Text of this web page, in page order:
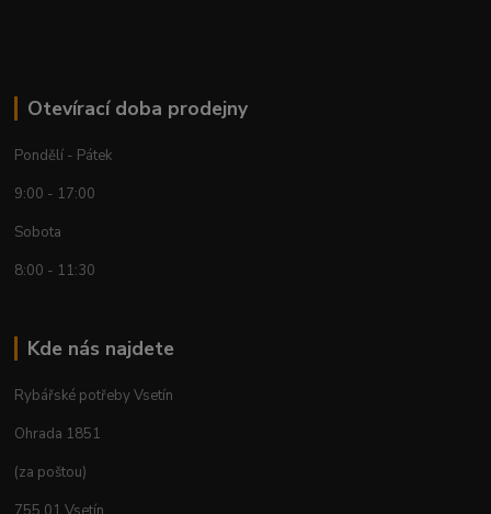
Otevírací doba prodejny
Pondělí - Pátek
9:00 - 17:00
Sobota
8:00 - 11:30
Kde nás najdete
Rybářské potřeby Vsetín
Ohrada 1851
(za poštou)